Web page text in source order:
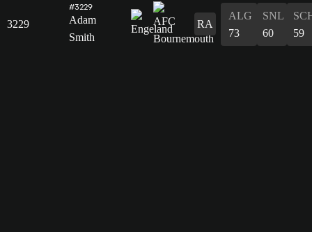
3229
#3229
Adam
Smith
RA
ALG
73
SNL
60
59